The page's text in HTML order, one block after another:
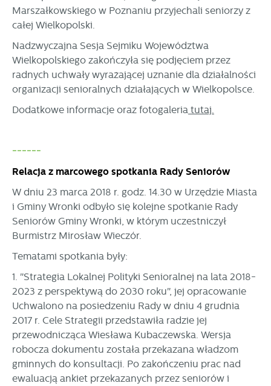
Marszałkowskiego w Poznaniu przyjechali seniorzy z
całej Wielkopolski.
Nadzwyczajna Sesja Sejmiku Województwa
Wielkopolskiego zakończyła się podjęciem przez
radnych uchwały wyrażającej uznanie dla działalności
organizacji senioralnych działających w Wielkopolsce.
Dodatkowe informacje oraz fotogaleria tutaj.
------
Relacja z marcowego spotkania Rady Seniorów
W dniu 23 marca 2018 r. godz. 14.30 w Urzędzie Miasta
i Gminy Wronki odbyło się kolejne spotkanie Rady
Seniorów Gminy Wronki, w którym uczestniczył
Burmistrz Mirosław Wieczór.
Tematami spotkania były:
1. "Strategia Lokalnej Polityki Senioralnej na lata 2018-
2023 z perspektywą do 2030 roku", jej opracowanie
Uchwalono na posiedzeniu Rady w dniu 4 grudnia
2017 r. Cele Strategii przedstawiła radzie jej
przewodnicząca Wiesława Kubaczewska. Wersja
robocza dokumentu została przekazana władzom
gminnych do konsultacji. Po zakończeniu prac nad
ewaluacją ankiet przekazanych przez seniorów i